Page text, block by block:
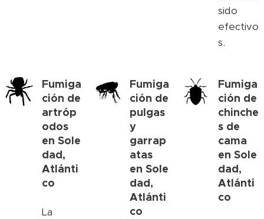
sido
efectivo
s.
Fumiga
ción de
artróp
odos
enSole
dad,
Atlánti
co
La
Fumiga
ción de
pulgas
y
garrap
atas
enSole
dad,
Atlánti
co
Fumiga
ción de
chinche
s de
cama
en Sole
dad,
Atlánti
co